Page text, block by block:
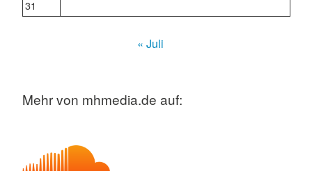
31
« Juli
Mehr von mhmedia.de auf: